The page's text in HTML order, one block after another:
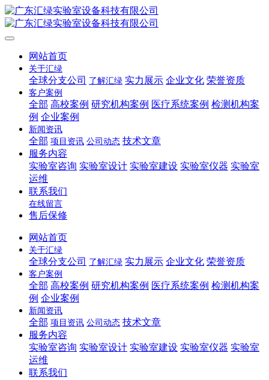
网站首页
关于汇绿
全球分支公司 了解汇绿 实力展示 企业文化 荣誉资质
客户案例
全部 高校案例 研究机构案例 医疗系统案例 检测机构案
例 企业案例
新闻资讯
全部 项目资讯 公司动态 技术文章
服务内容
实验室咨询 实验室设计 实验室建设 实验室仪器 实验室
运维
联系我们
在线留言
售后保修
网站首页
关于汇绿
全球分支公司 了解汇绿 实力展示 企业文化 荣誉资质
客户案例
全部 高校案例 研究机构案例 医疗系统案例 检测机构案
例 企业案例
新闻资讯
全部 项目资讯 公司动态 技术文章
服务内容
实验室咨询 实验室设计 实验室建设 实验室仪器 实验室
运维
联系我们